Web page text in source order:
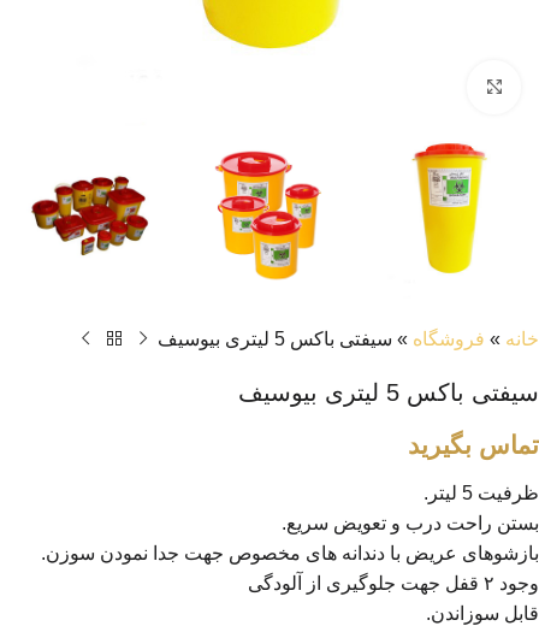
خانه » فروشگاه » سیفتی باکس 5 لیتری بیوسیف
سیفتی باکس 5 لیتری بیوسیف
تماس بگیرید
ظرفیت 5 لیتر.
بستن راحت درب و تعویض سریع.
بازشوهای عریض با دندانه های مخصوص جهت جدا نمودن سوزن.
وجود ۲ قفل جهت جلوگیری از آلودگی
قابل سوزاندن.